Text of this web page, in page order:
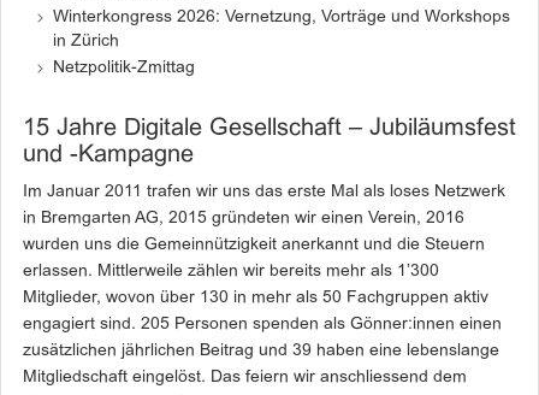
Winterkongress 2026: Vernetzung, Vorträge und Workshops
in Zürich
Netzpolitik-Zmittag
15 Jahre Digitale Gesellschaft – Jubiläumsfest
und -Kampagne
Im Januar 2011 trafen wir uns das erste Mal als loses Netzwerk
in Bremgarten AG, 2015 gründeten wir einen Verein, 2016
wurden uns die Gemeinnützigkeit anerkannt und die Steuern
erlassen. Mittlerweile zählen wir bereits mehr als 1’300
Mitglieder, wovon über 130 in mehr als 50 Fachgruppen aktiv
engagiert sind. 205 Personen spenden als Gönner:innen einen
zusätzlichen jährlichen Beitrag und 39 haben eine lebenslange
Mitgliedschaft eingelöst. Das feiern wir anschliessend dem